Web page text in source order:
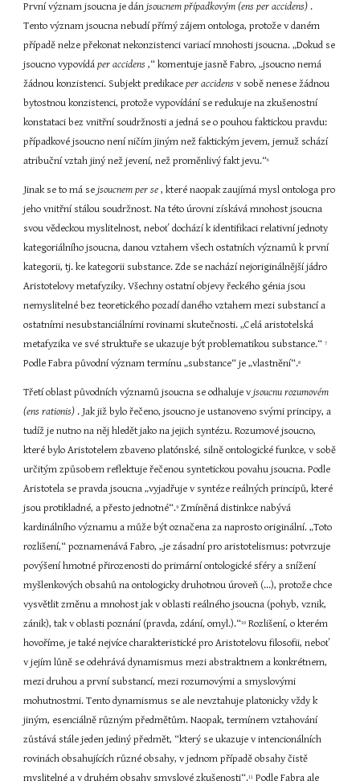
První význam jsoucna je dán jsoucnem případkovým (ens per accidens) .
Tento význam jsoucna nebudí přímý zájem ontologa, protože v daném
případě nelze překonat nekonzistenci variací mnohosti jsoucna. „Dokud se
jsoucno vypovídá per accidens ,“ komentuje jasně Fabro, „jsoucno nemá
žádnou konzistenci. Subjekt predikace per accidens v sobě nenese žádnou
bytostnou konzistenci, protože vypovídání se redukuje na zkušenostní
konstataci bez vnitřní soudržnosti a jedná se o pouhou faktickou pravdu:
případkové jsoucno není ničím jiným než faktickým jevem, jemuž schází
atribuční vztah jiný než jevení, než proměnlivý fakt jevu.“6
Jinak se to má se jsoucnem per se , které naopak zaujímá mysl ontologa pro
jeho vnitřní stálou soudržnost. Na této úrovni získává mnohost jsoucna
svou vědeckou myslitelnost, neboť dochází k identifikaci relativní jednoty
kategoriálního jsoucna, danou vztahem všech ostatních významů k první
kategorii, tj. ke kategorii substance. Zde se nachází nejoriginálnější jádro
Aristotelovy metafyziky. Všechny ostatní objevy řeckého génia jsou
nemyslitelné bez teoretického pozadí daného vztahem mezi substancí a
ostatními nesubstanciálními rovinami skutečnosti. „Celá aristotelská
metafyzika ve své struktuře se ukazuje být problematikou substance.“ 7
Podle Fabra původní význam termínu „substance“ je „vlastnění“.8
Třetí oblast původních významů jsoucna se odhaluje v jsoucnu rozumovém
(ens rationis) . Jak již bylo řečeno, jsoucno je ustanoveno svými principy, a
tudíž je nutno na něj hledět jako na jejich syntézu. Rozumové jsoucno,
které bylo Aristotelem zbaveno platónské, silně ontologické funkce, v sobě
určitým způsobem reflektuje řečenou syntetickou povahu jsoucna. Podle
Aristotela se pravda jsoucna „vyjadřuje v syntéze reálných principů, které
jsou protikladné, a přesto jednotné“.9 Zmíněná distinkce nabývá
kardinálního významu a může být označena za naprosto originální. „Toto
rozlišení,“ poznamenává Fabro, „je zásadní pro aristotelismus: potvrzuje
povýšení hmotné přirozenosti do primární ontologické sféry a snížení
myšlenkových obsahů na ontologicky druhotnou úroveň (...), protože chce
vysvětlit změnu a mnohost jak v oblasti reálného jsoucna (pohyb, vznik,
zánik), tak v oblasti poznání (pravda, zdání, omyl.).“10 Rozlišení, o kterém
hovoříme, je také nejvíce charakteristické pro Aristotelovu filosofii, neboť
v jejím lůně se odehrává dynamismus mezi abstraktnem a konkrétnem,
mezi druhou a první substancí, mezi rozumovými a smyslovými
mohutnostmi. Tento dynamismus se ale nevztahuje platonicky vždy k
jiným, esenciálně různým předmětům. Naopak, termínem vztahování
zůstává stále jeden jediný předmět, “který se ukazuje v intencionálních
rovinách obsahujících různé obsahy, v jednom případě obsahy čistě
myslitelné a v druhém obsahy smyslové zkušenosti“.11 Podle Fabra ale